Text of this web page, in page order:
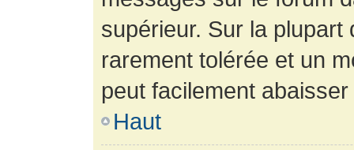
supérieur. Sur la
rarement tolérée et un
peut facilement
Haut